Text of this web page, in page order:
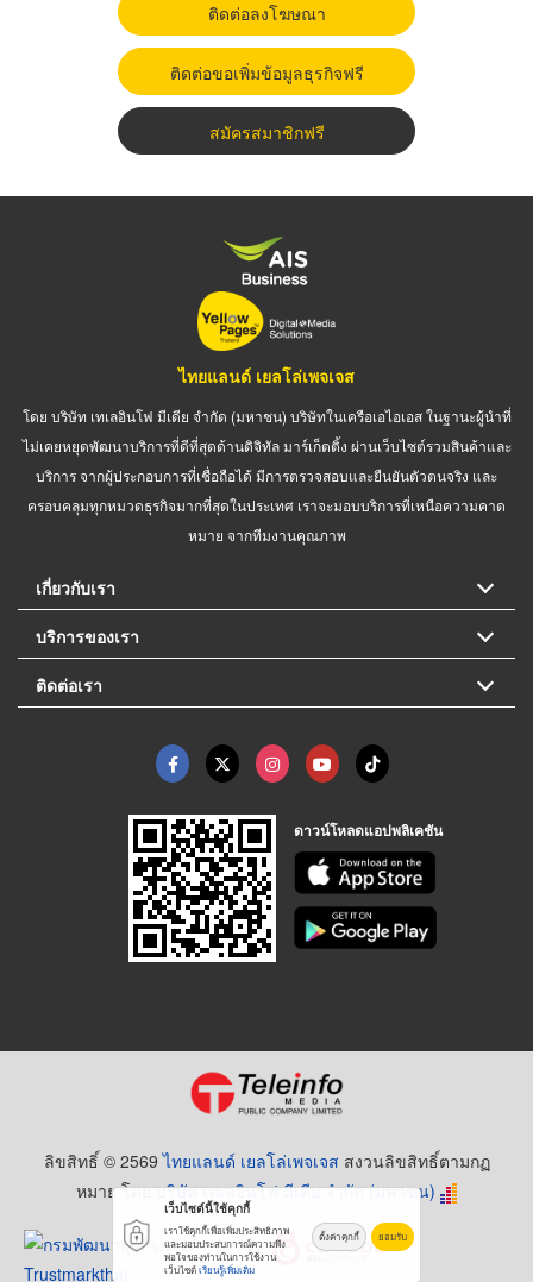
ติดต่อลงโฆษณา
ติดต่อขอเพิ่มข้อมูลธุรกิจฟรี
สมัครสมาชิกฟรี
ไทยแลนด์ เยลโล่เพจเจส
โดย บริษัท เทเลอินโฟ มีเดีย จำกัด (มหาชน) บริษัทในเครือเอไอเอส ในฐานะผู้นำที่
ไม่เคยหยุดพัฒนาบริการที่ดีที่สุดด้านดิจิทัล มาร์เก็ตติ้ง ผ่านเว็บไซต์รวมสินค้าและ
บริการ จากผู้ประกอบการที่เชื่อถือได้ มีการตรวจสอบและยืนยันตัวตนจริง และ
ครอบคลุมทุกหมวดธุรกิจมากที่สุดในประเทศ เราจะมอบบริการที่เหนือความคาด
หมาย จากทีมงานคุณภาพ
เกี่ยวกับเรา
บริการของเรา
ติดต่อเรา
ดาวน์โหลดแอปพลิเคชัน
ลิขสิทธิ์ © 2569ไทยแลนด์ เยลโล่เพจเจส สงวนลิขสิทธิ์ตามกฏ
หมาย โดยบริษัท เทเลอินโฟ มีเดีย จำกัด (มหาชน)
เว็บไซต์นี้ใช้คุกกี้
เราใช้คุกกี้เพื่อเพิ่มประสิทธิภาพ
และมอบประสบการณ์ความพึง
พอใจของท่านในการใช้งาน
เว็บไซต์เรียนรู้เพิ่มเติม
ตั้งค่าคุกกี้ ยอมรับ